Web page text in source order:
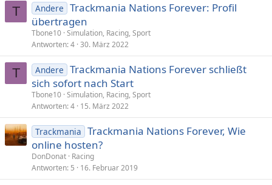
T Andere Trackmania Nations Forever: Profil
übertragen
Tbone10 Simulation, Racing, Sport
Antworten 4 30. März 2022
T Andere Trackmania Nations Forever schließt
sich sofort nach Start
Tbone10 Simulation, Racing, Sport
Antworten 4 15. März 2022
Trackmania Trackmania Nations Forever, Wie
online hosten?
DonDonat Racing
Antworten 5 16. Februar 2019